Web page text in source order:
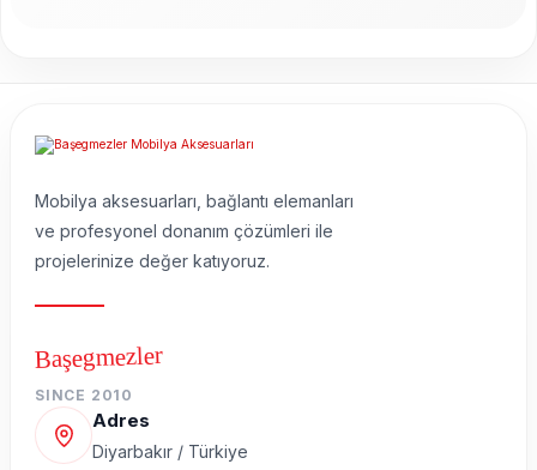
Mobilya aksesuarları, bağlantı elemanları
ve profesyonel donanım çözümleri ile
projelerinize değer katıyoruz.
Başegmezler
SINCE 2010
Adres
Diyarbakır / Türkiye